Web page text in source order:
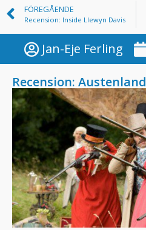
FÖREGÅENDE
Recension: Inside Llewyn Davis
Jan-Eje Ferling
Recension: Austenland